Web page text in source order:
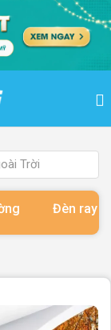
Trời
Đèn ray